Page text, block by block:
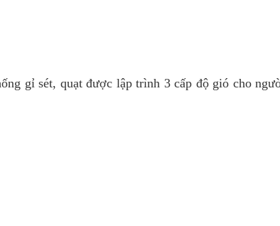
gỉ sét, quạt được lập trình 3 cấp độ gió cho